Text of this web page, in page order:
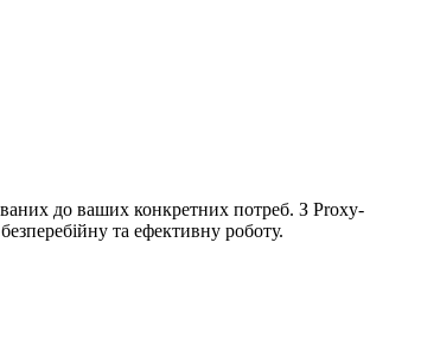
до ваших конкретних потреб. З Proxy-
та ефективну роботу.